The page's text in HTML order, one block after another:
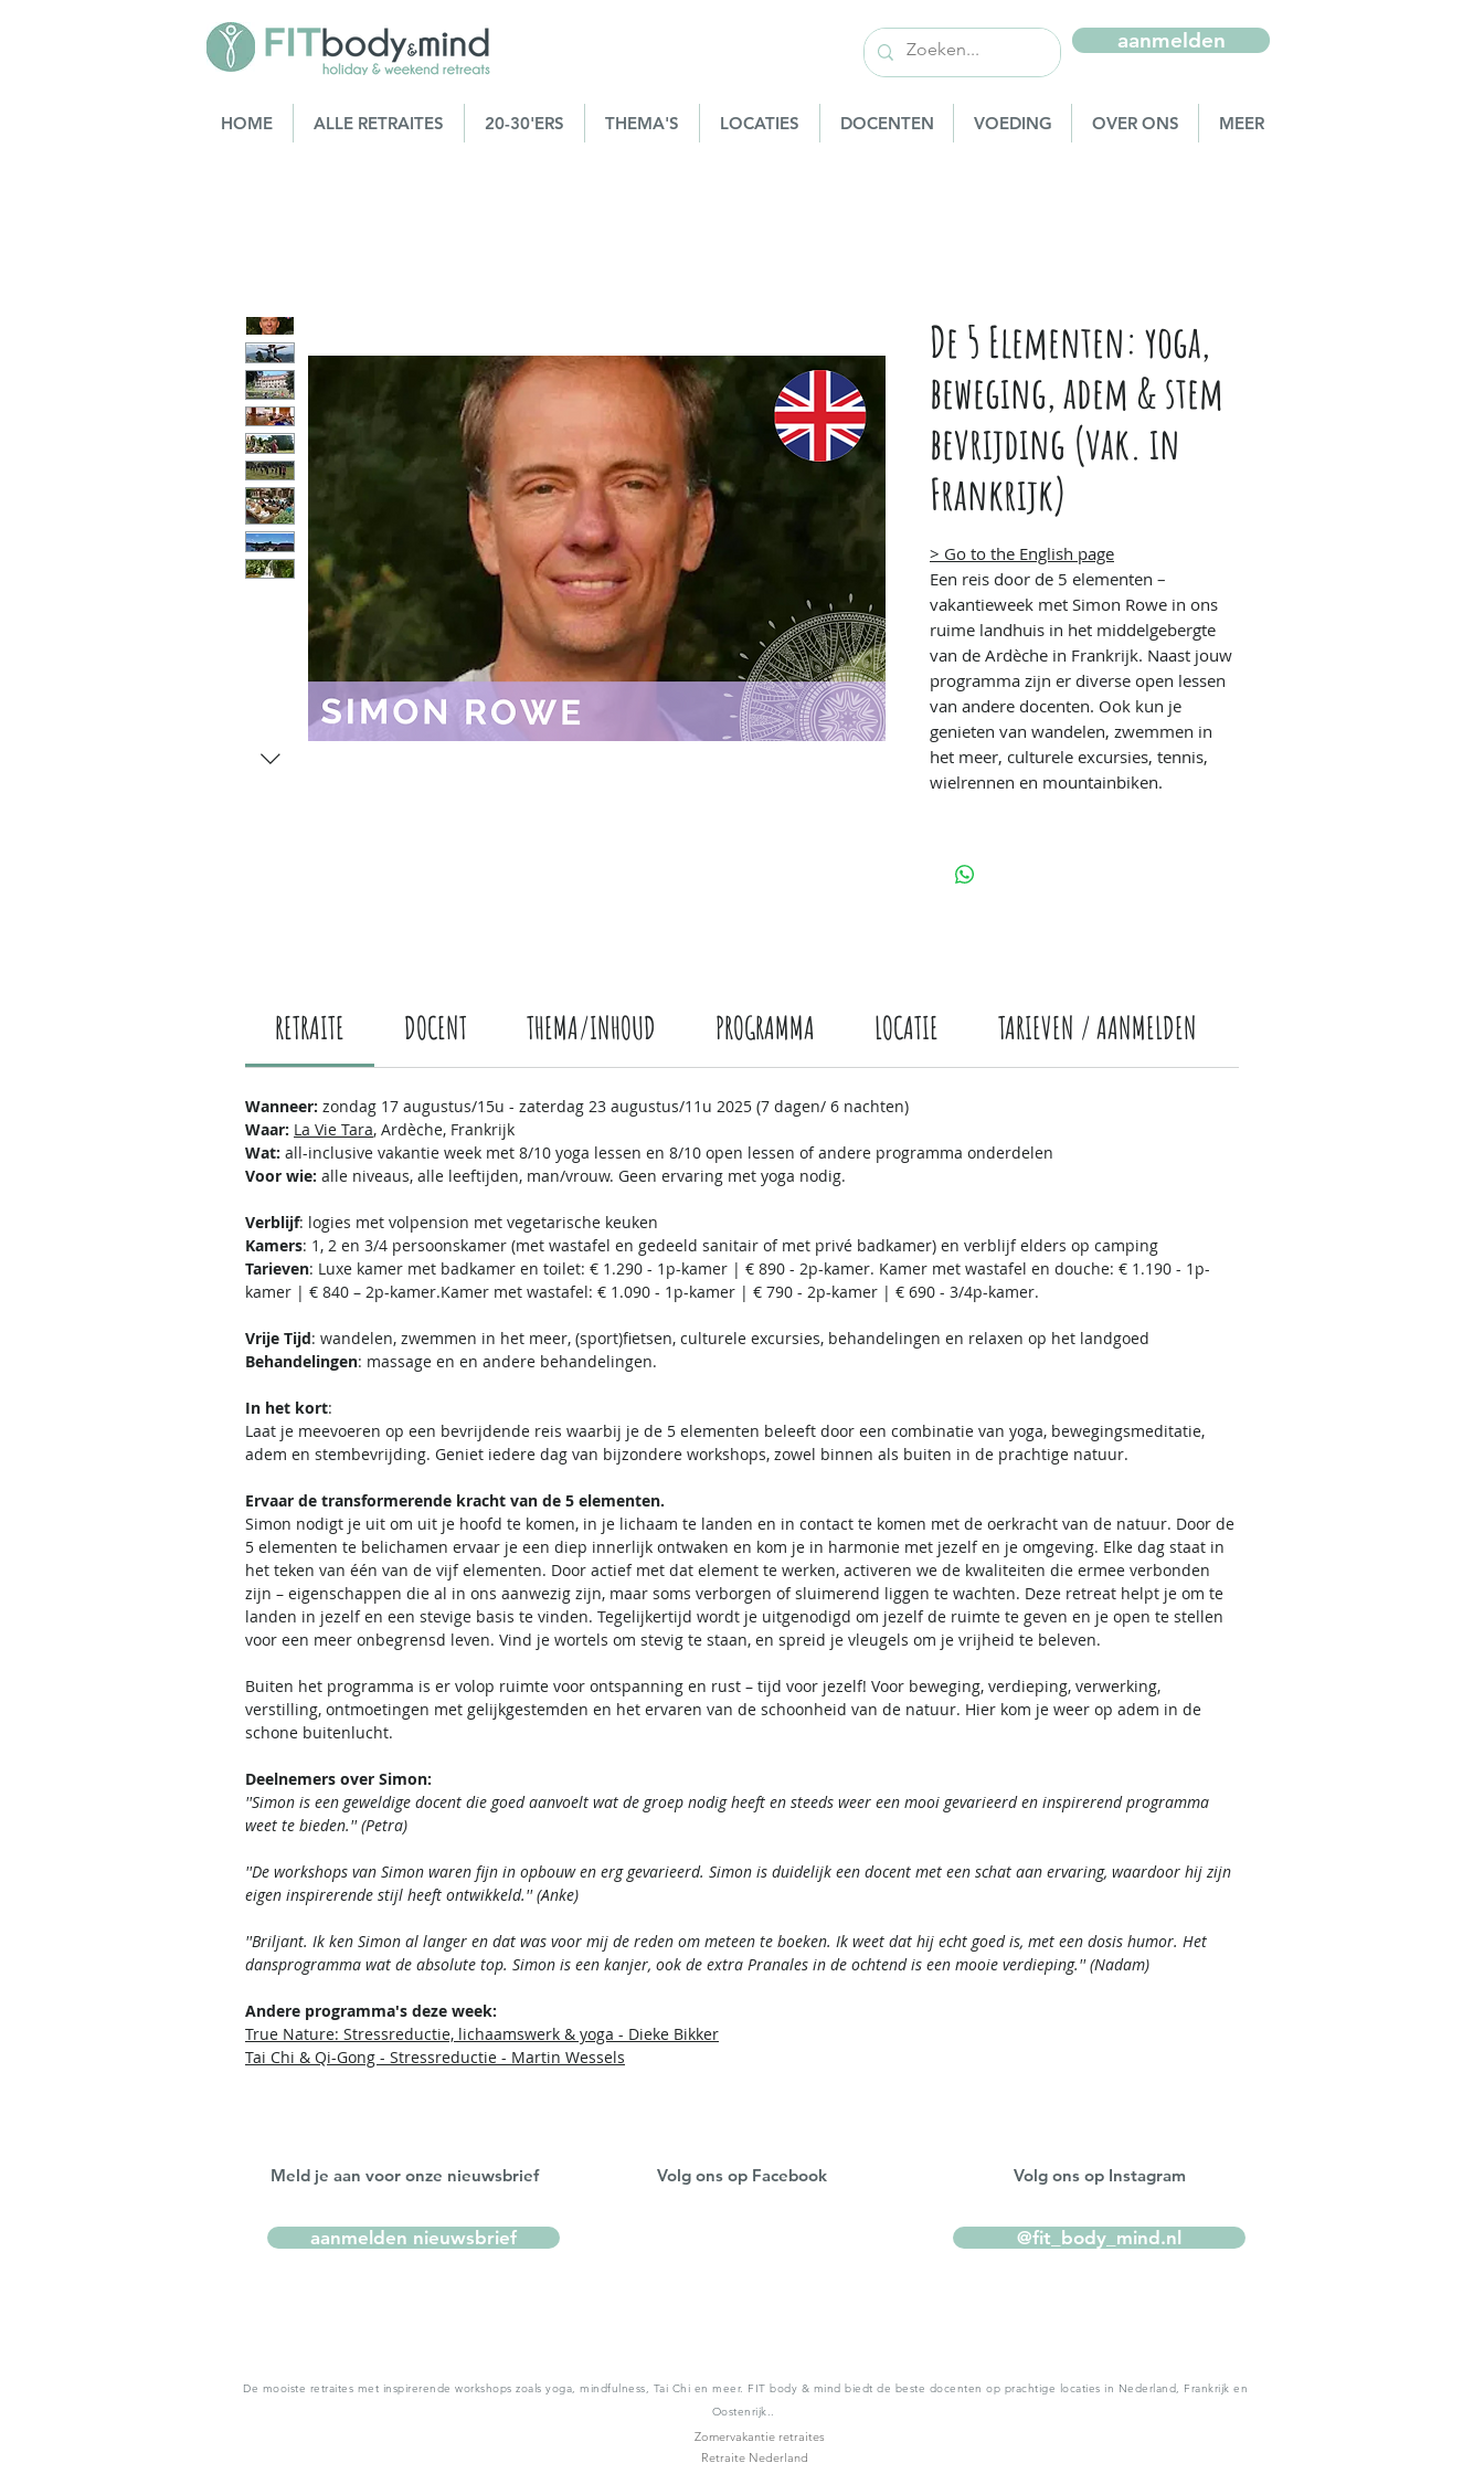
aanmelden
HOME ALLE RETRAITES 20-30'ERS THEMA'S LOCATIES DOCENTEN VOEDING OVER ONS MEER
De 5 Elementen: yoga,
beweging, adem & stem
bevrijding (vak. in
Frankrijk)
> Go to the English page
Een reis door de 5 elementen –
vakantieweek met Simon Rowe in ons
ruime landhuis in het middelgebergte
van de Ardèche in Frankrijk. Naast jouw
programma zijn er diverse open lessen
van andere docenten. Ook kun je
genieten van wandelen, zwemmen in
het meer, culturele excursies, tennis,
wielrennen en mountainbiken.
RETRAITE DOCENT THEMA/INHOUD PROGRAMMA LOCATIE TARIEVEN / AANMELDEN
Wanneer: zondag 17 augustus/15u - zaterdag 23 augustus/11u 2025 (7 dagen/ 6 nachten)
Waar: La Vie Tara, Ardèche, Frankrijk
Wat: all-inclusive vakantie week met 8/10 yoga lessen en 8/10 open lessen of andere programma onderdelen
Voor wie: alle niveaus, alle leeftijden, man/vrouw. Geen ervaring met yoga nodig.
Verblijf: logies met volpension met vegetarische keuken
Kamers: 1, 2 en 3/4 persoonskamer (met wastafel en gedeeld sanitair of met privé badkamer) en verblijf elders op camping
Tarieven: Luxe kamer met badkamer en toilet: € 1.290 - 1p-kamer | € 890 - 2p-kamer. Kamer met wastafel en douche: € 1.190 - 1p-
kamer | € 840 – 2p-kamer.Kamer met wastafel: € 1.090 - 1p-kamer | € 790 - 2p-kamer | € 690 - 3/4p-kamer.
Vrije Tijd: wandelen, zwemmen in het meer, (sport)fietsen, culturele excursies, behandelingen en relaxen op het landgoed
Behandelingen: massage en en andere behandelingen.
In het kort:
Laat je meevoeren op een bevrijdende reis waarbij je de 5 elementen beleeft door een combinatie van yoga, bewegingsmeditatie,
adem en stembevrijding. Geniet iedere dag van bijzondere workshops, zowel binnen als buiten in de prachtige natuur.
Ervaar de transformerende kracht van de 5 elementen.
Simon nodigt je uit om uit je hoofd te komen, in je lichaam te landen en in contact te komen met de oerkracht van de natuur. Door de
5 elementen te belichamen ervaar je een diep innerlijk ontwaken en kom je in harmonie met jezelf en je omgeving. Elke dag staat in
het teken van één van de vijf elementen. Door actief met dat element te werken, activeren we de kwaliteiten die ermee verbonden
zijn – eigenschappen die al in ons aanwezig zijn, maar soms verborgen of sluimerend liggen te wachten. Deze retreat helpt je om te
landen in jezelf en een stevige basis te vinden. Tegelijkertijd wordt je uitgenodigd om jezelf de ruimte te geven en je open te stellen
voor een meer onbegrensd leven. Vind je wortels om stevig te staan, en spreid je vleugels om je vrijheid te beleven.
Buiten het programma is er volop ruimte voor ontspanning en rust – tijd voor jezelf! Voor beweging, verdieping, verwerking,
verstilling, ontmoetingen met gelijkgestemden en het ervaren van de schoonheid van de natuur. Hier kom je weer op adem in de
schone buitenlucht.
Deelnemers over Simon:
''Simon is een geweldige docent die goed aanvoelt wat de groep nodig heeft en steeds weer een mooi gevarieerd en inspirerend programma
weet te bieden.'' (Petra)
''De workshops van Simon waren fijn in opbouw en erg gevarieerd. Simon is duidelijk een docent met een schat aan ervaring, waardoor hij zijn
eigen inspirerende stijl heeft ontwikkeld.'' (Anke)
''Briljant. Ik ken Simon al langer en dat was voor mij de reden om meteen te boeken. Ik weet dat hij echt goed is, met een dosis humor. Het
dansprogramma wat de absolute top. Simon is een kanjer, ook de extra Pranales in de ochtend is een mooie verdieping.'' (Nadam)
Andere programma's deze week:
True Nature: Stressreductie, lichaamswerk & yoga - Dieke Bikker
Tai Chi & Qi-Gong - Stressreductie - Martin Wessels
Meld je aan voor onze nieuwsbrief Volg ons op Facebook Volg ons op Instagram
aanmelden nieuwsbrief @fit_body_mind.nl
De mooiste retraites met inspirerende workshops zoals yoga, mindfulness, Tai Chi en meer. FIT body & mind biedt de beste docenten op prachtige locaties in Nederland, Frankrijk en
Oostenrijk..
Zomervakantie retraites
Retraite Nederland